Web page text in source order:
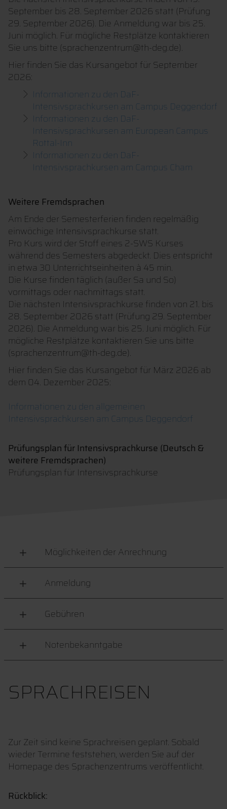
September bis 28. September 2026 statt (Prüfung
29. September 2026). Die Anmeldung war bis 25.
Juni möglich. Für mögliche Restplätze kontaktieren
Sie uns bitte (sprachenzentrum@th-deg.de).
Hier finden Sie das Kursangebot für September
2026:
Informationen zu den DaF-
Intensivsprachkursen am Campus Deggendorf
Informationen zu den DaF-
Intensivsprachkursen am European Campus
Rottal-Inn
Informationen zu den DaF-
Intensivsprachkursen am Campus Cham
Weitere Fremdsprachen
Am Ende der Semesterferien finden regelmäßig
einwöchige Intensivsprachkurse statt.
Pro Kurs wird der Stoff eines 2-SWS Kurses
während des Semesters abgedeckt. Dies entspricht
in etwa 30 Unterrichtseinheiten à 45 min.
Die Kurse finden täglich (außer Sa und So)
vormittags oder nachmittags statt.
Die nächsten Intensivsprachkurse finden von 21. bis
28. September 2026 statt (Prüfung 29. September
2026). Die Anmeldung war bis 25. Juni möglich. Für
mögliche Restplätze kontaktieren Sie uns bitte
(sprachenzentrum@th-deg.de).
Hier finden Sie das Kursangebot für März 2026 ab
dem 04. Dezember 2025:
Informationen zu den allgemeinen
Intensivsprachkursen am Campus Deggendorf
Prüfungsplan für Intensivsprachkurse (Deutsch &
weitere Fremdsprachen)
Prüfungsplan für Intensivsprachkurse
Möglichkeiten der Anrechnung
Anmeldung
Gebühren
Notenbekanntgabe
SPRACHREISEN
Zur Zeit sind keine Sprachreisen geplant. Sobald
wieder Termine feststehen, werden Sie auf der
Homepage des Sprachenzentrums veröffentlicht.
Rückblick: